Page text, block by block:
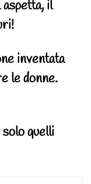
aspetta, il
inventata
le donne.
quelli